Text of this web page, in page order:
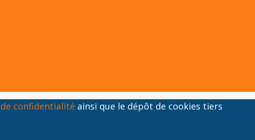
confidentialité ainsi que le dépôt de cookies tiers